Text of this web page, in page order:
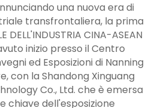
una nuova era di
transfrontaliera, la prima
DELL'INDUSTRIA CINA-ASEAN
inizio presso il Centro
ed Esposizioni di Nanning
con la Shandong Xinguang
Co., Ltd. che è emersa
chiave dell'esposizione